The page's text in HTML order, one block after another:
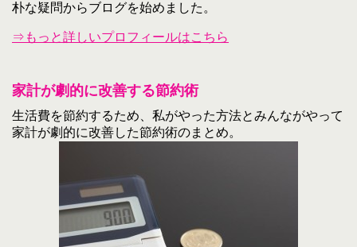
朴な疑問からブログを始めました。
⇒もっと詳しいプロフィールはこちら
家計が劇的に改善する節約術
生活費を節約するため、私がやった方法とみんながやって
家計が劇的に改善した節約術のまとめ。